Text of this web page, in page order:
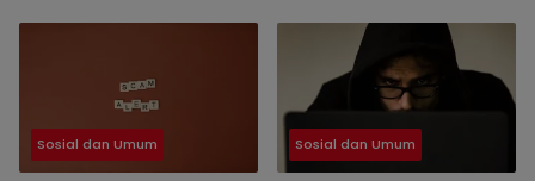
Terulang
Sosial dan Umum Sosial dan Umum